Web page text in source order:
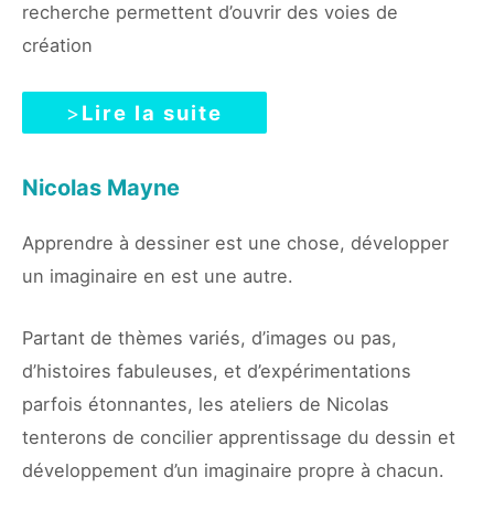
recherche permettent d’ouvrir des voies de
création
>Lire la suite
Nicolas Mayne
Apprendre à dessiner est une chose, développer
un imaginaire en est une autre.
Partant de thèmes variés, d’images ou pas,
d’histoires fabuleuses, et d’expérimentations
parfois étonnantes, les ateliers de Nicolas
tenterons de concilier apprentissage du dessin et
développement d’un imaginaire propre à chacun.